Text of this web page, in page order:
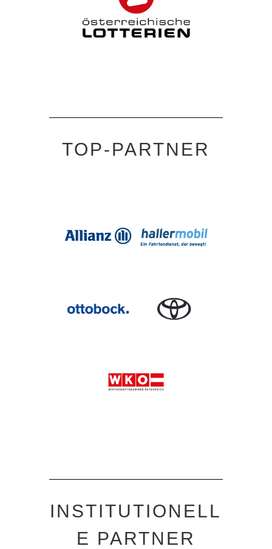
TOP-PARTNER
INSTITUTIONELL
E PARTNER